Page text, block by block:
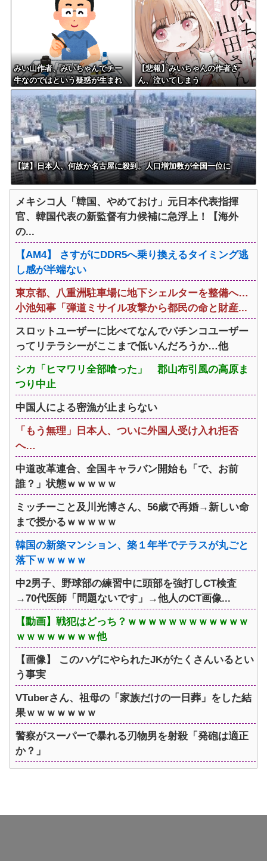
w w w w w
みい山作者、みいちゃんでチー
牛なのではという疑惑が生まれ
るｗｗｗｗｗｗｗ
【悲報】みいちゃんの作者さ
ん、泣いてしまう
【謎】日本人、何故か名古屋に殺到。人口増加数が全国一位に
メキシコ人「韓国、やめておけ」元日本代表指揮
官、韓国代表の新監督有力候補に急浮上！【海外
の...
【AM4】 さすがにDDR5へ乗り換えるタイミング逃
し感が半端ない
東京都、八重洲駐車場に地下シェルターを整備へ…
小池知事「弾道ミサイル攻撃から都民の命と財産...
スロットユーザーに比べてなんでパチンコユーザー
ってリテラシーがここまで低いんだろうか…他
シカ「ヒマワリ全部喰った」 郡山布引風の高原ま
つり中止
中国人による密漁が止まらない
「もう無理」日本人、ついに外国人受け入れ拒否
へ…
中道改革連合、全国キャラバン開始も「で、お前
誰？」状態ｗｗｗｗｗ
ミッチーこと及川光博さん、56歳で再婚→新しい命
まで授かるｗｗｗｗｗ
韓国の新築マンション、築１年半でテラスが丸ごと
落下ｗｗｗｗｗ
中2男子、野球部の練習中に頭部を強打しCT検査
→70代医師「問題ないです」→他人のCT画像...
【動画】戦犯はどっち？ｗｗｗｗｗｗｗｗｗｗｗｗ
ｗｗｗｗｗｗｗｗ他
【画像】 このハゲにやられたJKがたくさんいるとい
う事実
VTuberさん、祖母の「家族だけの一日葬」をした結
果ｗｗｗｗｗｗｗ
警察がスーパーで暴れる刃物男を射殺「発砲は適正
か？」